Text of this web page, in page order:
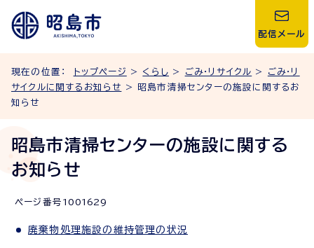
配信メール
現在の位置： トップページ > くらし > ごみ・リサイクル > ごみ・リ
サイクルに関するお知らせ
> 昭島市清掃センターの施設に関するお
知らせ
昭島市清掃センターの施設に関する
お知らせ
ページ番号 1001629
廃棄物処理施設の維持管理の状況